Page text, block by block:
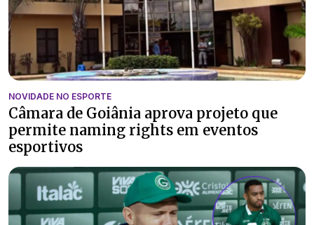
NOVIDADE NO ESPORTE
Câmara de Goiânia aprova projeto que
permite naming rights em eventos
esportivos